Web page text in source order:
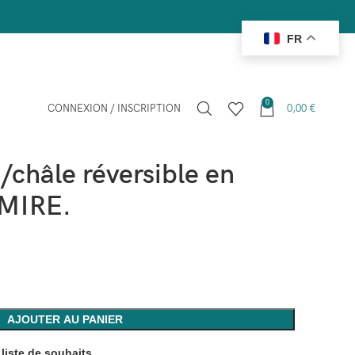
CONNEXION / INSCRIPTION 0 0,00 €
2944 Écharpe/châle réversible en 100% CACHEMIRE.
réversible en
AJOUTER AU PANIER
de souhaits
FR